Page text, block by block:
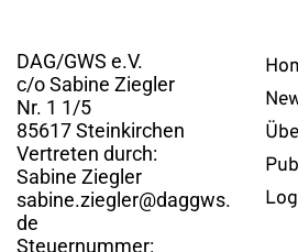
DAG/GWS e.V.
c/o Sabine Ziegler
Nr. 1 1/5
85617 Steinkirchen
Vertreten durch:
Sabine Ziegler
sabine.ziegler@daggws.
de
Steuernummer: